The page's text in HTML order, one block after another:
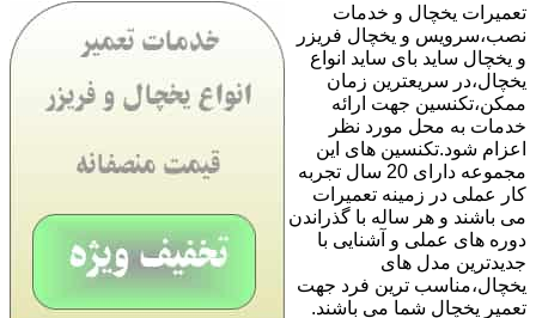
تعمیرات یخچال و خدمات
نصب،سرویس و یخچال فریزر
و یخچال ساید بای ساید انواع
یخچال،در سریعترین زمان
ممکن،تکنسین جهت ارائه
خدمات به محل مورد نظر
اعزام شود.تکنسین های این
مجموعه دارای 20 سال تجربه
کار عملی در زمینه تعمیرات
می باشند و هر ساله با گذراندن
دوره های عملی و آشنایی با
جدیدترین مدل های
یخچال،مناسب ترین فرد جهت
تعمیر یخچال شما می باشند.